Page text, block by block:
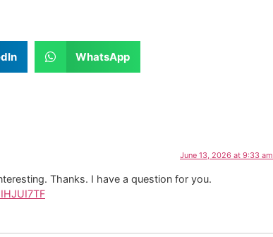
WhatsApp
June 13, 2026 at 9:33 am
Thanks. I have a question for you.